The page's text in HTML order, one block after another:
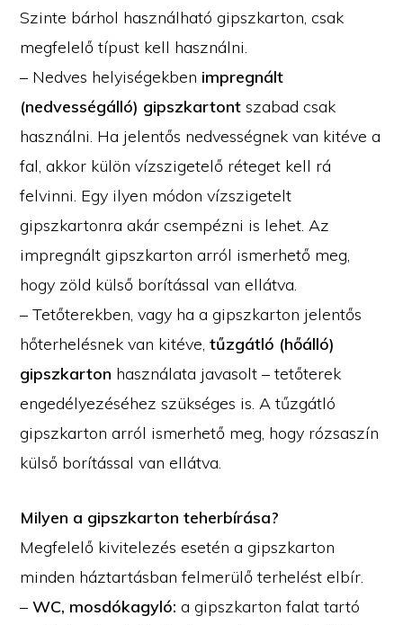
Szinte bárhol használható gipszkarton, csak
megfelelő típust kell használni.
– Nedves helyiségekben impregnált
(nedvességálló) gipszkartont szabad csak
használni. Ha jelentős nedvességnek van kitéve a
fal, akkor külön vízszigetelő réteget kell rá
felvinni. Egy ilyen módon vízszigetelt
gipszkartonra akár csempézni is lehet. Az
impregnált gipszkarton arról ismerhető meg,
hogy zöld külső borítással van ellátva.
– Tetőterekben, vagy ha a gipszkarton jelentős
hőterhelésnek van kitéve,tűzgátló (hőálló)
gipszkarton használata javasolt – tetőterek
engedélyezéséhez szükséges is. A tűzgátló
gipszkarton arról ismerhető meg, hogy rózsaszín
külső borítással van ellátva.
Milyen a gipszkarton teherbírása?
Megfelelő kivitelezés esetén a gipszkarton
minden háztartásban felmerülő terhelést elbír.
–WC, mosdókagyló: a gipszkarton falat tartó